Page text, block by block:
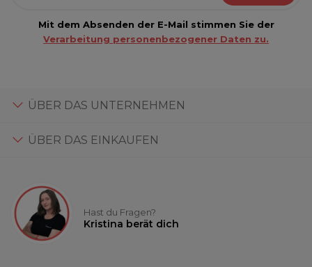
Mit dem Absenden der E-Mail stimmen Sie der
Verarbeitung personenbezogener Daten zu.
ÜBER DAS UNTERNEHMEN
ÜBER DAS EINKAUFEN
Hast du Fragen?
Kristina berät dich